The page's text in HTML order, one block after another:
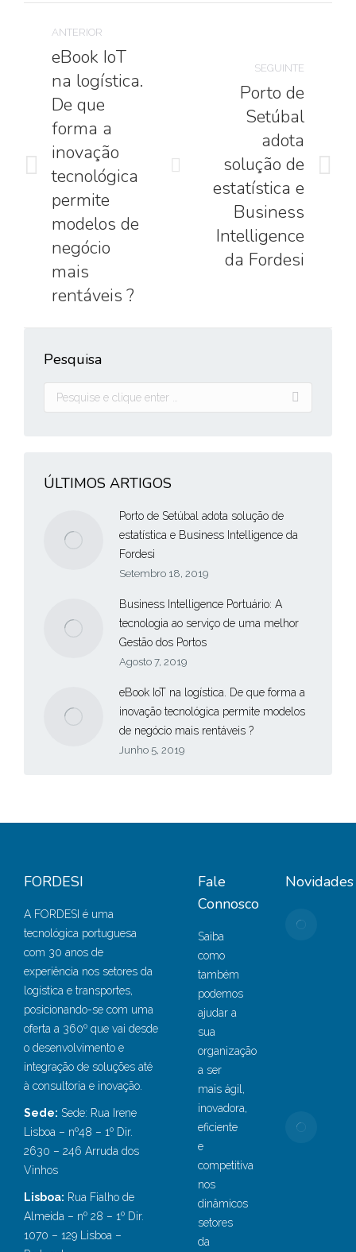
Navegação
de
post:
ANTERIOR
Artigo
anterior:
eBook IoT
na logística.
De que
forma a
inovação
tecnológica
permite
modelos de
negócio
mais
rentáveis ?
SEGUINTE
Artigo
seguinte:
Porto de
Setúbal
adota
solução de
estatística e
Business
Intelligence
da Fordesi
Pesquisa
Pesquisar:
ÚLTIMOS ARTIGOS
Porto de Setúbal adota solução de
estatística e Business Intelligence da
Fordesi
Setembro 18, 2019
Business Intelligence Portuário: A
tecnologia ao serviço de uma melhor
Gestão dos Portos
Agosto 7, 2019
eBook IoT na logística. De que forma a
inovação tecnológica permite modelos
de negócio mais rentáveis ?
Junho 5, 2019
FORDESI
A FORDESI é uma
tecnológica portuguesa
com 30 anos de
experiência nos setores da
logística e transportes,
posicionando-se com uma
oferta a 360º que vai desde
o desenvolvimento e
integração de soluções até
à consultoria e inovação.
Sede: Sede: Rua Irene
Lisboa – nº48 – 1º Dir.
2630 – 246 Arruda dos
Vinhos
Lisboa: Rua Fialho de
Almeida – nº 28 – 1º Dir.
1070 – 129 Lisboa –
Fale
Connosco
Saiba
como
também
podemos
ajudar a
sua
organização
a ser
mais ágil,
inovadora,
eficiente
e
competitiva
nos
dinâmicos
setores
da
Novidades